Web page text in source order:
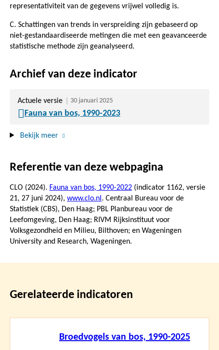
representativiteit van de gegevens vrijwel volledig is.
C. Schattingen van trends in verspreiding zijn gebaseerd op
niet-gestandaardiseerde metingen die met een geavanceerde
statistische methode zijn geanalyseerd.
Archief van deze indicator
Actuele versie 30 januari 2025
Fauna van bos, 1990-2023
Bekijk meer
Referentie van deze webpagina
CLO (2024). Fauna van bos, 1990-2022 (indicator 1162, versie
21, 27 juni 2024), www.clo.nl . Centraal Bureau voor de
Statistiek (CBS), Den Haag; PBL Planbureau voor de
Leefomgeving, Den Haag; RIVM Rijksinstituut voor
Volksgezondheid en Milieu, Bilthoven; en Wageningen
University and Research, Wageningen.
Gerelateerde indicatoren
Broedvogels van bos, 1990-2025